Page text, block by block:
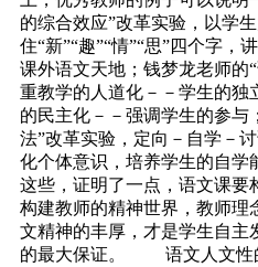
的综合效应”改革实验，以学
住“新”“趣”“情”“思”四个字，
课外语文天地；钱梦龙老师的
重教学的人道化－－学生的独
的民主化－－强调学生的参与
法”改革实验，定向－自学－
化个体意识，培养学生的自学
这些，证明了一点，语文课要
构建教师的精神世界，教师理
文精神的丰厚，才是学生自主
的最大保证。 语文人文性